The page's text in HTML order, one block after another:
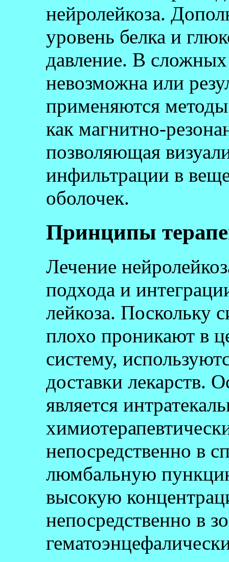
нейролейкоза.
уровень белка и
давление. В
невозможна или
применяются методы
как магнитно-
позволяющая
инфильтрации в
оболочек.
Принципы
Лечение
подхода и
лейкоза. Поскольку
плохо проникают в
систему,
доставки лекарств.
является
непосредственно в
люмбальную
высокую
непосредственно в